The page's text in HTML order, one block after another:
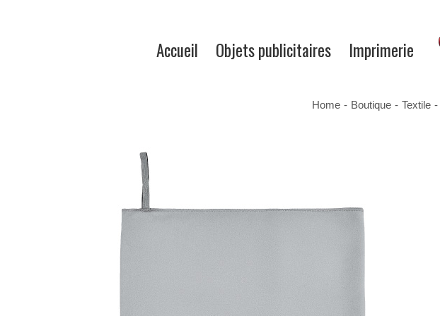
Accueil Objets publicitaires Imprimerie
Home - Boutique - Textile -